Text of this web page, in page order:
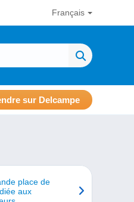
Français
sur Delcampe
place de
aux